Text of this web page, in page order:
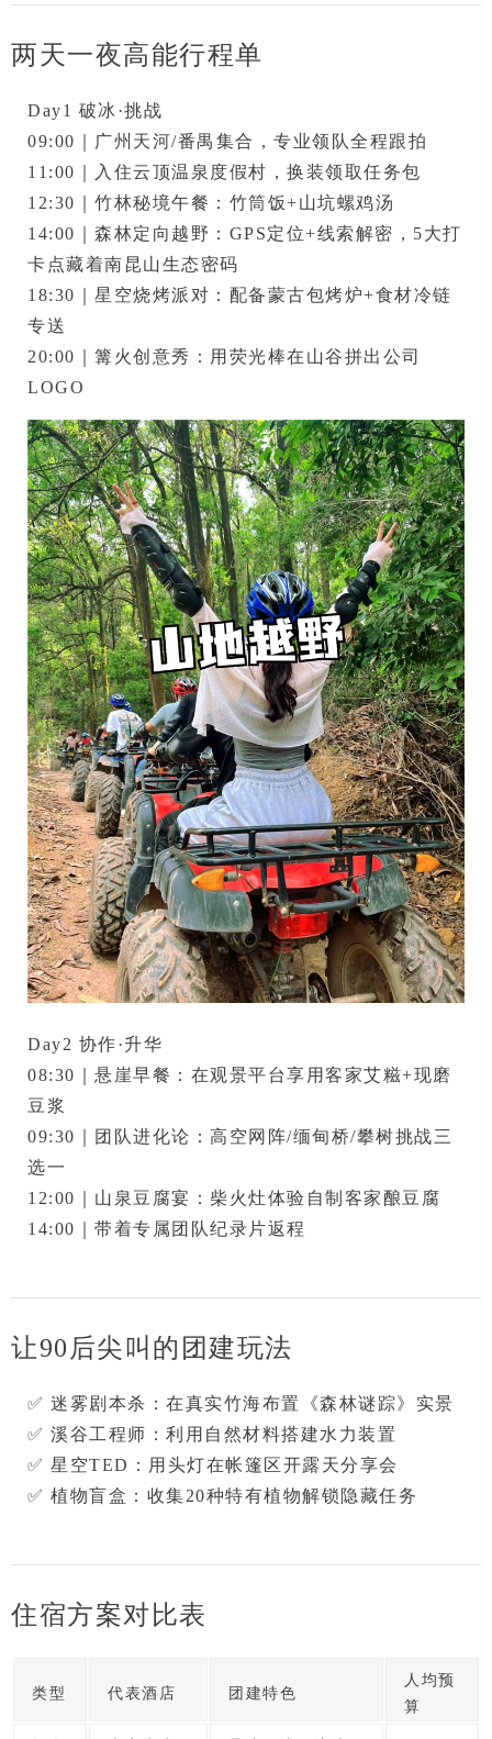
两天一夜高能行程单
Day1 破冰·挑战
09:00｜广州天河/番禺集合，专业领队全程跟拍
11:00｜入住云顶温泉度假村 ，换装领取任务包
12:30｜竹林秘境午餐： 竹筒饭+山坑螺鸡汤
14:00｜ 森林定向越野 ：GPS定位+线索解密，5大打
卡点藏着南昆山生态密码
18:30｜ 星空烧烤派对 ：配备蒙古包烤炉+食材冷链
专送
20:00｜ 篝火创意秀 ：用荧光棒在山谷拼出公司
LOGO
Day2 协作·升华
08:30｜悬崖早餐：在观景平台享用 客家艾糍+现磨
豆浆
09:30｜
团队进化论 ：高空网阵/缅甸桥/攀树挑战三
选一
12:00｜ 山泉豆腐宴 ：柴火灶体验自制客家酿豆腐
14:00｜带着专属团队纪录片返程
让90后尖叫的团建玩法
✅ 迷雾剧本杀 ：在真实竹海布置《森林谜踪》实景
✅ 溪谷工程师 ：利用自然材料搭建水力装置
✅ 星空TED ：用头灯在帐篷区开露天分享会
✅ 植物盲盒 ：收集20种特有植物解锁隐藏任务
住宿方案对比表
类型 代表酒店 团建特色
人均预
算